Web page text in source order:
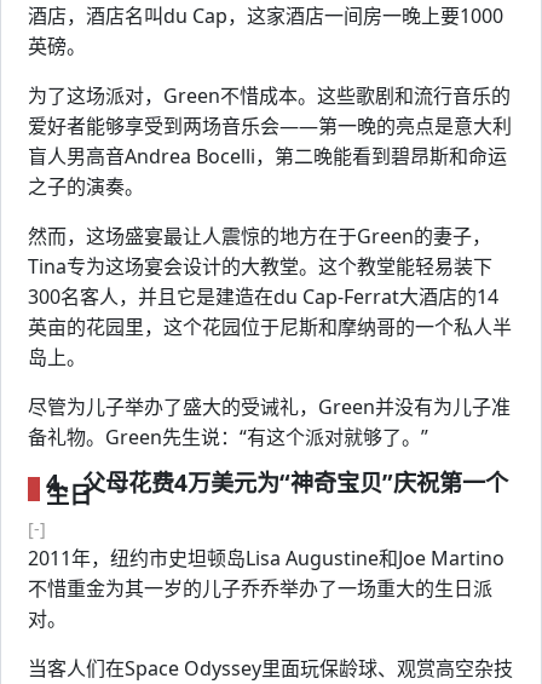
酒店，酒店名叫du Cap，这家酒店一间房一晚上要1000
英磅。
为了这场派对，Green不惜成本。这些歌剧和流行音乐的
爱好者能够享受到两场音乐会——第一晚的亮点是意大利
盲人男高音Andrea Bocelli，第二晚能看到碧昂斯和命运
之子的演奏。
然而，这场盛宴最让人震惊的地方在于Green的妻子，
Tina专为这场宴会设计的大教堂。这个教堂能轻易装下
300名客人，并且它是建造在du Cap-Ferrat大酒店的14
英亩的花园里，这个花园位于尼斯和摩纳哥的一个私人半
岛上。
尽管为儿子举办了盛大的受诫礼，Green并没有为儿子准
备礼物。Green先生说：“有这个派对就够了。”
4、父母花费4万美元为“神奇宝贝”庆祝第一个
生日
[-]
2011年，纽约市史坦顿岛Lisa Augustine和Joe Martino
不惜重金为其一岁的儿子乔乔举办了一场重大的生日派
对。
当客人们在Space Odyssey里面玩保龄球、观赏高空杂技